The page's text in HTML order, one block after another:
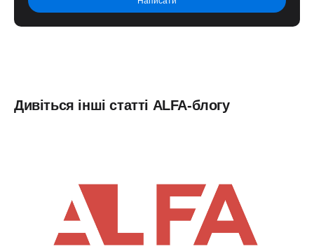
Дивіться інші статті ALFA-блогу